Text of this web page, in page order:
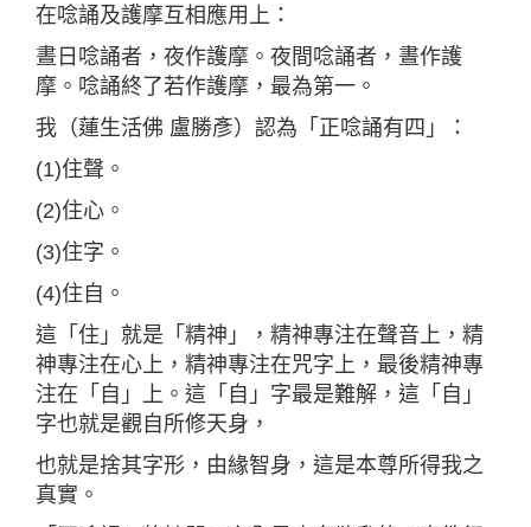
在唸誦及護摩互相應用上：
晝日唸誦者，夜作護摩。夜間唸誦者，晝作護
摩。唸誦終了若作護摩，最為第一。
我（蓮生活佛 盧勝彥）認為「正唸誦有四」：
(1)住聲。
(2)住心。
(3)住字。
(4)住自。
這「住」就是「精神」，精神專注在聲音上，精
神專注在心上，精神專注在咒字上，最後精神專
注在「自」上。這「自」字最是難解，這「自」
字也就是觀自所修天身，
也就是捨其字形，由緣智身，這是本尊所得我之
真實。